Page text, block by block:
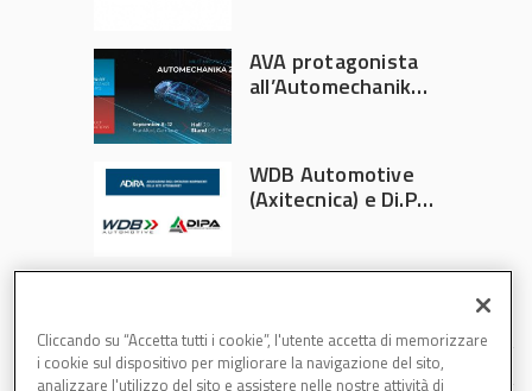
AVA protagonista
all’Automechanika
WDB Automotive
(Axitecnica) e Di.Pa.
Cliccando su “Accetta tutti i cookie”, l'utente accetta di memorizzare
i cookie sul dispositivo per migliorare la navigazione del sito,
analizzare l'utilizzo del sito e assistere nelle nostre attività di